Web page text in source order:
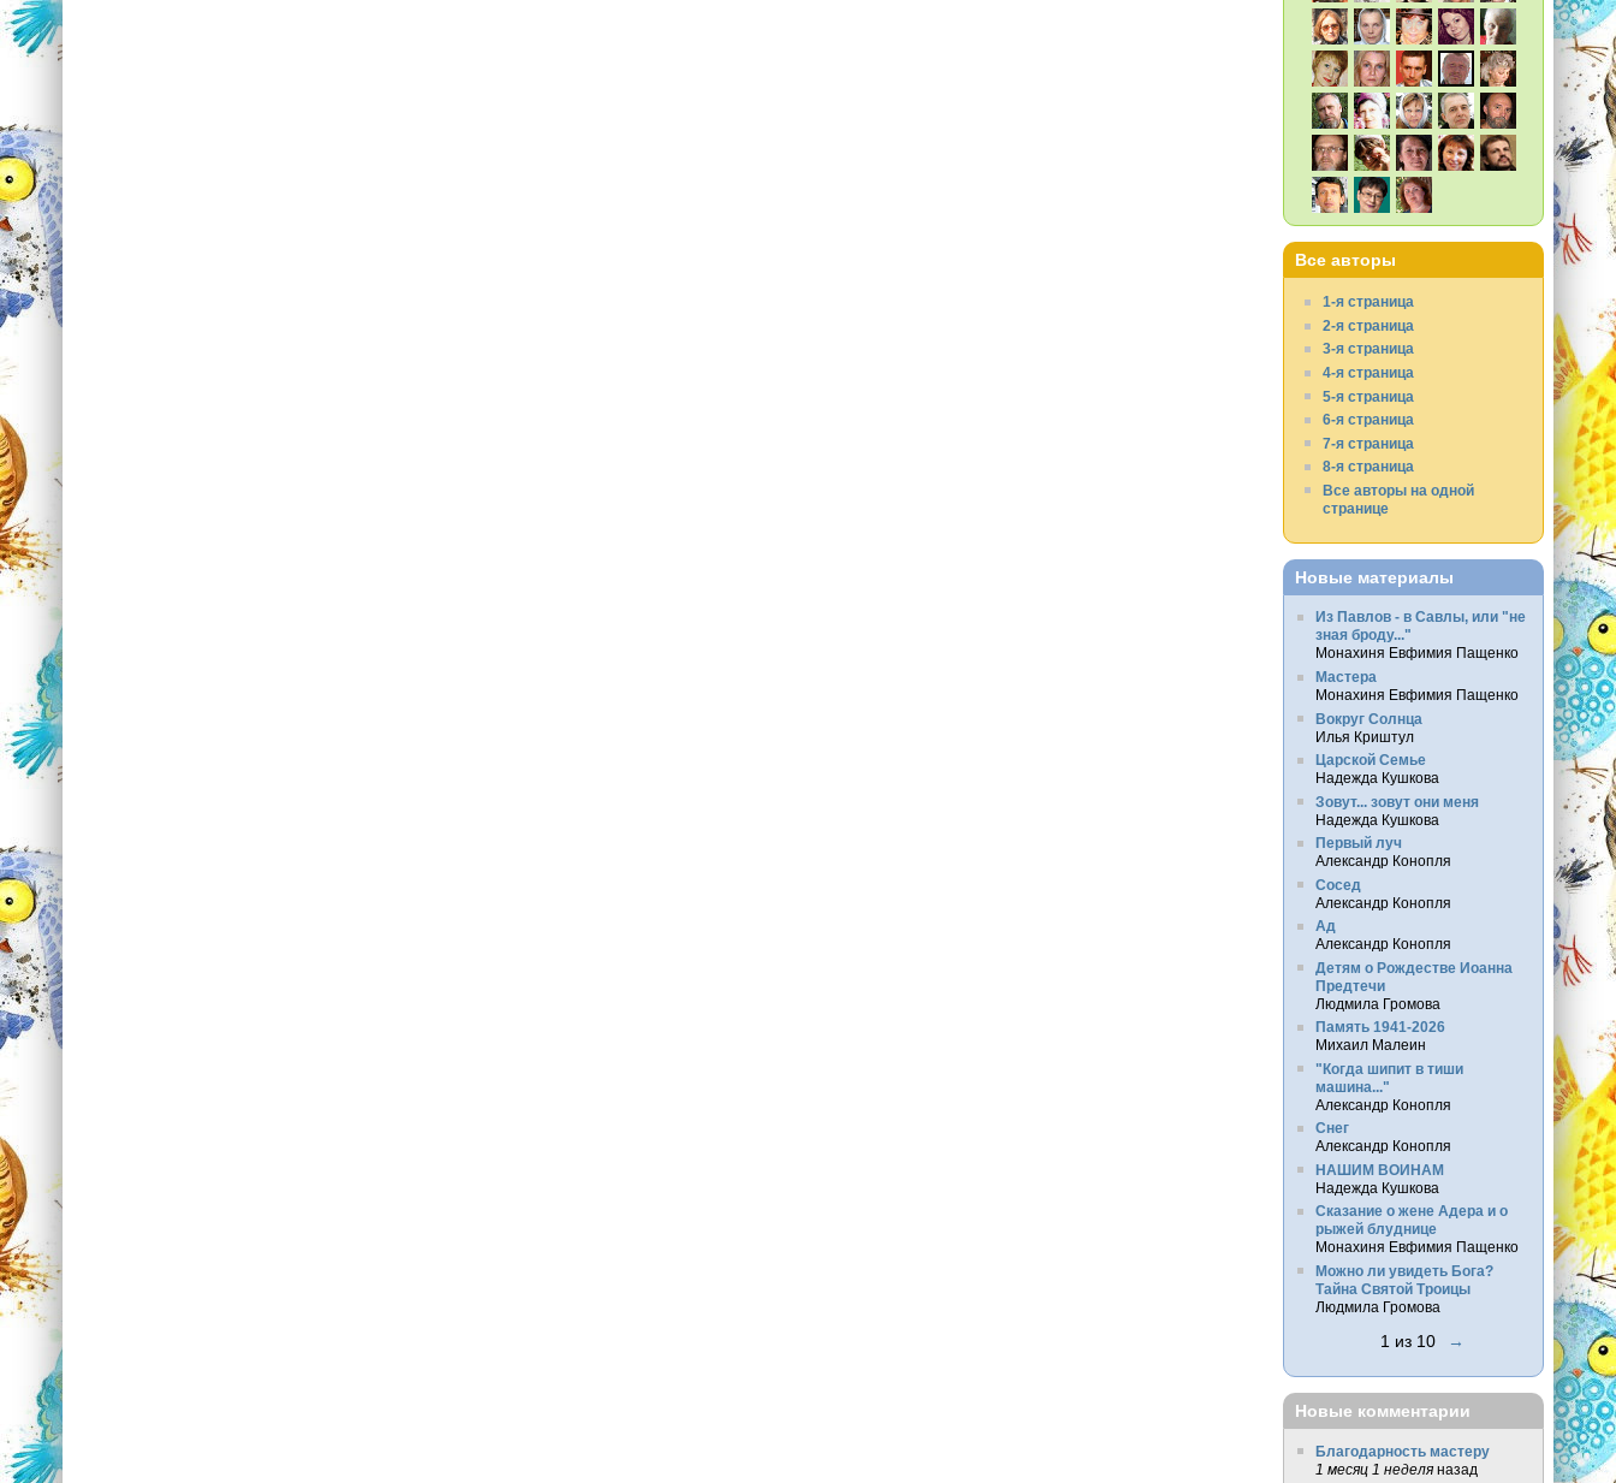
Все авторы
1-я страница
2-я страница
3-я страница
4-я страница
5-я страница
6-я страница
7-я страница
8-я страница
Все авторы на одной
странице
Новые материалы
Из Павлов - в Савлы, или "не
зная броду..."
Монахиня Евфимия Пащенко
Мастера
Монахиня Евфимия Пащенко
Вокруг Солнца
Илья Криштул
Царской Семье
Надежда Кушкова
Зовут... зовут они меня
Надежда Кушкова
Первый луч
Александр Конопля
Сосед
Александр Конопля
Ад
Александр Конопля
Детям о Рождестве Иоанна
Предтечи
Людмила Громова
Память 1941-2026
Михаил Малеин
"Когда шипит в тиши
машина..."
Александр Конопля
Снег
Александр Конопля
НАШИМ ВОИНАМ
Надежда Кушкова
Сказание о жене Адера и о
рыжей блуднице
Монахиня Евфимия Пащенко
Можно ли увидеть Бога?
Тайна Святой Троицы
Людмила Громова
1 из 10 →
Новые комментарии
Благодарность мастеру
1 месяц 1 неделяназад